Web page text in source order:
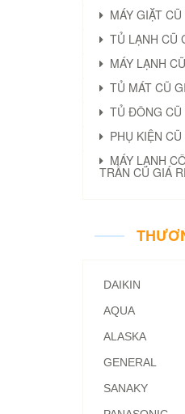
MÁY GIẶT
TỦ LẠNH CŨ
MÁY LẠNH
TỦ MÁT CŨ
TỦ ĐÔNG CŨ
PHỤ KIỆN
MÁY LẠNH
TRẦN CŨ GIÁ
DAIKIN
AQUA
ALASKA
GENERAL
SANAKY